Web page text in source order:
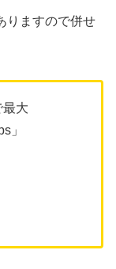
りますので併せ
大
」